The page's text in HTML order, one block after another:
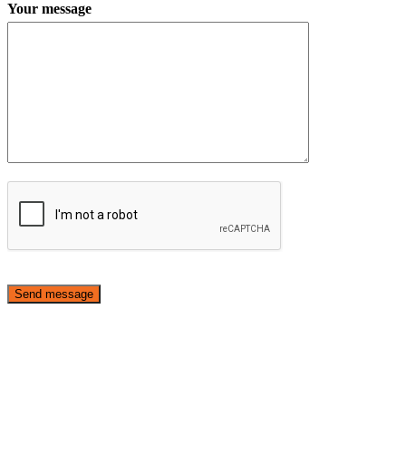
Your message